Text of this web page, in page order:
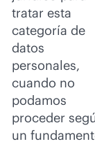
tratar esta
categoría de
datos
personales,
cuando no
podamos
proceder
un